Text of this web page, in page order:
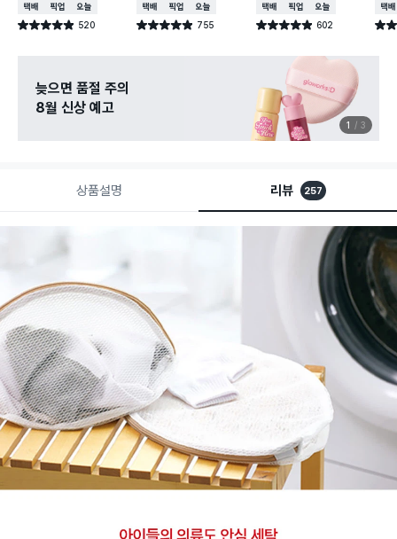
택배배송매장픽업오늘배송
별점 4.9점 520
건 작성
택배배송매장픽업오늘배송
별점 4.9점 755
건 작성
택배배송매장픽업오늘배송
별점 4.9점 602
건 작성
택배
별점
늦으면 품절 주의
8월 신상 예고
1 3
상품설명 리뷰 257